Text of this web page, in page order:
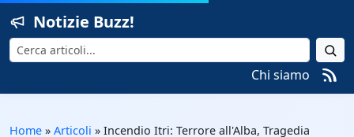
Notizie Buzz!
Cerca
Chi siamo
Home » Articoli » Incendio Itri: Terrore all'Alba, Tragedia